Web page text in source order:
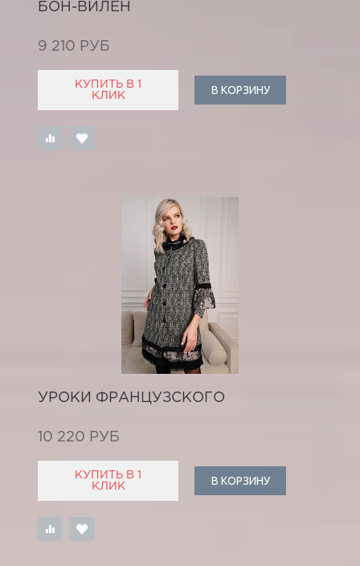
БОН-ВИЛЕН
9 210 РУБ
КУПИТЬ В 1
КЛИК
В КОРЗИНУ
УРОКИ ФРАНЦУЗСКОГО
10 220 РУБ
КУПИТЬ В 1
КЛИК
В КОРЗИНУ